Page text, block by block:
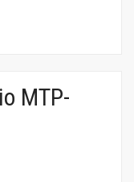
MTP-